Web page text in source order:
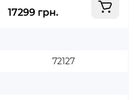
17299 грн.
72127